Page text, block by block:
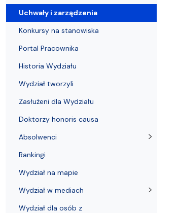
Uchwały i zarządzenia
Konkursy na stanowiska
Portal Pracownika
Historia Wydziału
Wydział tworzyli
Zasłużeni dla Wydziału
Doktorzy honoris causa
Absolwenci
Rankingi
Wydział na mapie
Wydział w mediach
Wydział dla osób z